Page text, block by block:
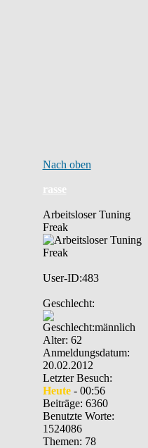
Nach oben
rasse
Arbeitsloser Tuning
Freak
User-ID:483
Geschlecht:
Alter: 62
Anmeldungsdatum:
20.02.2012
Letzter Besuch:
Heute- 00:56
Beiträge: 6360
Benutzte Worte:
1524086
Themen: 78